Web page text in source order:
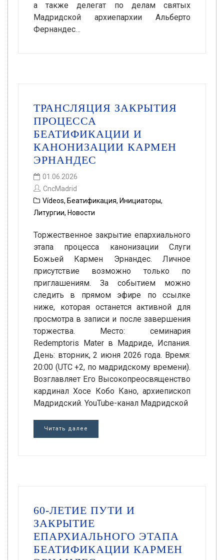
а также делегат по делам святых
Мадридской архиепархии Альберто
Фернандес…
ТРАНСЛЯЦИЯ ЗАКРЫТИЯ
ПРОЦЕССА
БЕАТИФИКАЦИИ И
КАНОНИЗАЦИИ КАРМЕН
ЭРНАНДЕС
01.06.2026
CncMadrid
Vídeos, Беатификация, Инициаторы,
Литургии, Новости
Торжественное закрытие епархиального
этапа процесса канонизации Слуги
Божьей Кармен Эрнандес. Личное
присутствие возможно только по
приглашениям. За событием можно
следить в прямом эфире по ссылке
ниже, которая останется активной для
просмотра в записи и после завершения
торжества. Место: семинария
Redemptoris Mater в Мадриде, Испания.
День: вторник, 2 июня 2026 года. Время:
20:00 (UTC +2, по мадридскому времени).
Возглавляет Его Высокопреосвященство
кардинал Хосе Кобо Кано, архиепископ
Мадридский. YouTube-канал Мадридской
Читать далее
60-ЛЕТИЕ ПУТИ И
ЗАКРЫТИЕ
ЕПАРХИАЛЬНОГО ЭТАПА
БЕАТИФИКАЦИИ КАРМЕН